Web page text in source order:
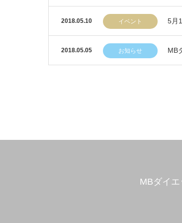
2018.05.10 イベント 5月
2018.05.05 お知らせ MB
MBダイ